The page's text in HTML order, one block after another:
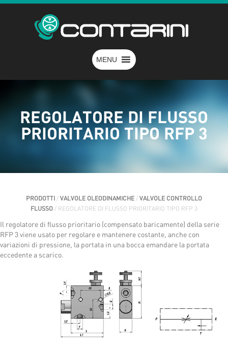
MENU
REGOLATORE DI FLUSSO
PRIORITARIO TIPO RFP 3
PRODOTTI / VALVOLE OLEODINAMICHE / VALVOLE CONTROLLO
FLUSSO / REGOLATORE DI FLUSSO PRIORITARIO TIPO RFP 3
Il regolatore di flusso prioritario (compensato baricamente) della serie
RFP 3 viene usato per regolare e mantenere costante, anche con
variazioni di pressione, la portata in una bocca emandare la portata
eccedente a scarico.